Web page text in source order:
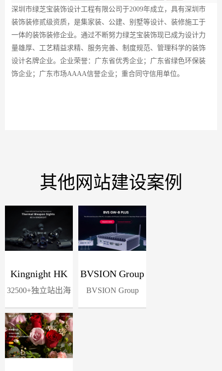
深圳市绿芝宝装饰设计工程有限公司于2009年成立，具有深圳市
装饰装修贰级资质，是集家装、公建、别墅等设计、装修施工于
一体的装饰装修企业。通过不断努力绿芝宝装饰现已成为设计力
量雄厚、工艺精益求精、服务完善、制度规范、管理科学的装饰
设计名牌企业。企业荣誉：广东省优秀企业；广东省绿色环保装
饰企业；广东市场AAAA信誉企业；重合同守信用单位。
其他网站建设案例
Kingnight HK
Limited
32500+独立站出海
用户的选择 覆
盖：工厂、外贸企
业、亚马逊...
BVSION Group
BVSION Group
was established in